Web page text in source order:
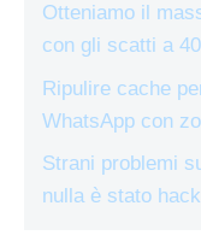
Otteniamo il
con gli scatti a
Ripulire cache
WhatsApp con
Strani problemi
nulla è stato